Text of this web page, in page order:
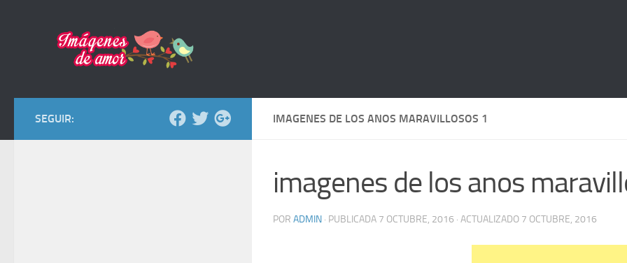
IMAGENES DE LOS ANOS MARAVILLOSOS 1
imagenes de los anos
POR ADMIN · PUBLICADA 7 OCTUBRE, 2016 · ACTUALIZADO 7 OCTUBRE, 2016
SEGUIR: